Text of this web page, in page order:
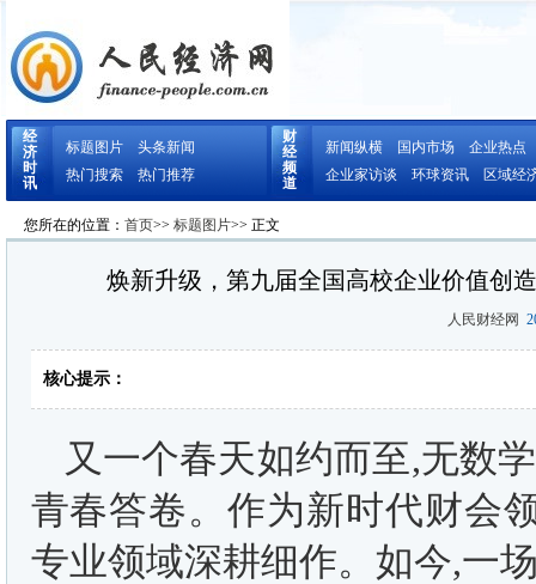
经
济
时
讯
标题图片
头条新闻
热门搜索
热门推荐
财
经
频
道
新闻纵横 国内市场
企业热点
企业家访谈
环球资讯 区域经
您所在的位置： 首页>> 标题图片>> 正文
焕新升级，第九届全国高校企业价值创
人民财经网
核心提示：
又一个春天如约而至,无数
青春答卷。作为新时代财会
专业领域深耕细作。如今,一